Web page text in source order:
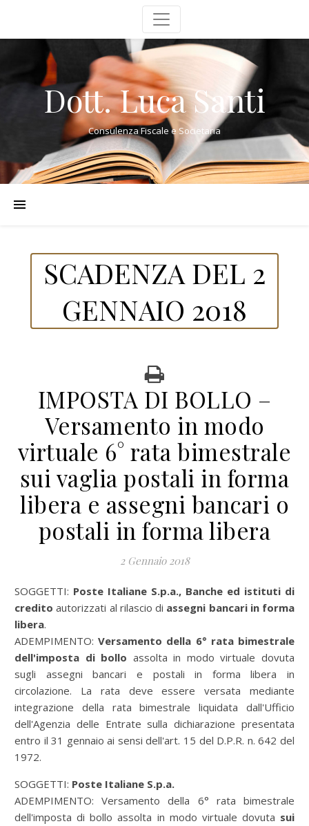
Dott. Luca Santi
Consulenza Fiscale e Societaria
SCADENZA DEL 2
GENNAIO 2018
IMPOSTA DI BOLLO –
Versamento in modo
virtuale 6° rata bimestrale
sui vaglia postali in forma
libera e assegni bancari o
postali in forma libera
2 Gennaio 2018
SOGGETTI: Poste Italiane S.p.a., Banche ed istituti di
creditoautorizzati al rilascio di assegni bancari in forma
libera.
ADEMPIMENTO:Versamento della 6° rata bimestrale
dell'imposta di bollo assolta in modo virtuale dovuta
sugli assegni bancari e postali in forma libera in
circolazione. La rata deve essere versata mediante
integrazione della rata bimestrale liquidata dall'Ufficio
dell'Agenzia delle Entrate sulla dichiarazione presentata
entro il 31 gennaio ai sensi dell'art. 15 del D.P.R. n. 642 del
1972.
SOGGETTI: Poste Italiane S.p.a.
ADEMPIMENTO:Versamento della 6° rata bimestrale
dell'imposta di bollo assolta in modo virtuale dovuta sui